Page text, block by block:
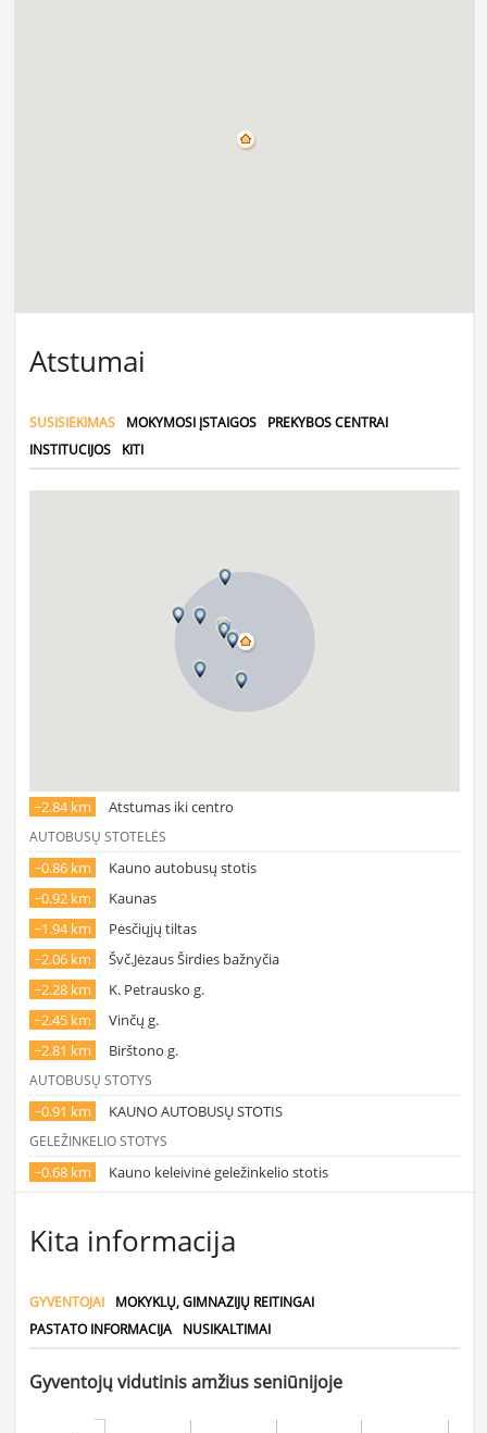
Atstumai
SUSISIEKIMAS MOKYMOSI ĮSTAIGOS
PREKYBOS CENTRAI
INSTITUCIJOS
KITI
~2.84 km Atstumas iki centro
AUTOBUSŲ STOTELĖS
~0.86 km
Kauno autobusų stotis
~0.92 km
Kaunas
~1.94 km
Pėsčiųjų tiltas
~2.06 km
Švč.Jėzaus Širdies bažnyčia
~2.28 km
K. Petrausko g.
~2.45 km
Vinčų g.
~2.81 km
Birštono g.
AUTOBUSŲ STOTYS
~0.91 km KAUNO AUTOBUSŲ STOTIS
GELEŽINKELIO STOTYS
~0.68 km Kauno keleivinė geležinkelio stotis
Kita informacija
GYVENTOJAI
MOKYKLŲ, GIMNAZIJŲ REITINGAI
PASTATO INFORMACIJA
NUSIKALTIMAI
Gyventojų vidutinis amžius seniūnijoje